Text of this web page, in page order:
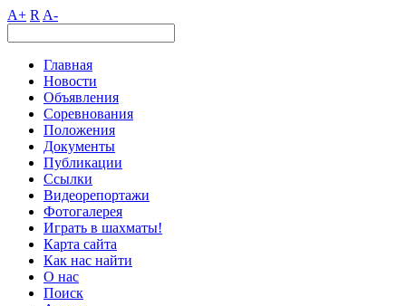
A+ R A-
Главная
Новости
Объявления
Соревнования
Положения
Документы
Публикации
Ссылки
Видеорепортажи
Фотогалерея
Играть в шахматы!
Карта сайта
Как нас найти
О нас
Поиск